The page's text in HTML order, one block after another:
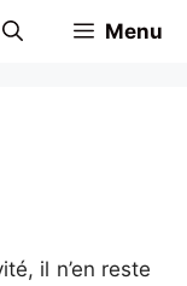
Menu
il n’en reste